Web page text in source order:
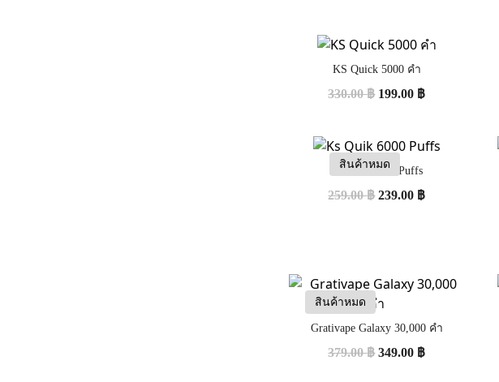
KS Quick 5000 คำ
330.00฿ 199.00 ฿
สินค้าหมด
Ks Quik 6000 Puffs
259.00฿ 239.00 ฿
สินค้าหมด
Grativape Galaxy 30,000 คำ
379.00฿ 349.00 ฿